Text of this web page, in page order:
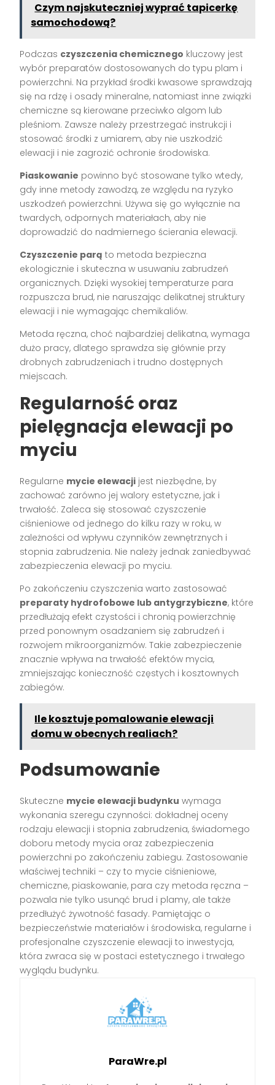
Czym najskuteczniej wyprać tapicerkę
samochodową?
Podczas czyszczenia chemicznego kluczowy jest
wybór preparatów dostosowanych do typu plam i
powierzchni. Na przykład środki kwasowe sprawdzają
się na rdzę i osady mineralne, natomiast inne związki
chemiczne są kierowane przeciwko algom lub
pleśniom. Zawsze należy przestrzegać instrukcji i
stosować środki z umiarem, aby nie uszkodzić
elewacji i nie zagrozić ochronie środowiska.
Piaskowanie powinno być stosowane tylko wtedy,
gdy inne metody zawodzą, ze względu na ryzyko
uszkodzeń powierzchni. Używa się go wyłącznie na
twardych, odpornych materiałach, aby nie
doprowadzić do nadmiernego ścierania elewacji.
Czyszczenie parą to metoda bezpieczna
ekologicznie i skuteczna w usuwaniu zabrudzeń
organicznych. Dzięki wysokiej temperaturze para
rozpuszcza brud, nie naruszając delikatnej struktury
elewacji i nie wymagając chemikaliów.
Metoda ręczna, choć najbardziej delikatna, wymaga
dużo pracy, dlatego sprawdza się głównie przy
drobnych zabrudzeniach i trudno dostępnych
miejscach.
Regularność oraz
pielęgnacja elewacji po
myciu
Regularne mycie elewacji jest niezbędne, by
zachować zarówno jej walory estetyczne, jak i
trwałość. Zaleca się stosować czyszczenie
ciśnieniowe od jednego do kilku razy w roku, w
zależności od wpływu czynników zewnętrznych i
stopnia zabrudzenia. Nie należy jednak zaniedbywać
zabezpieczenia elewacji po myciu.
Po zakończeniu czyszczenia warto zastosować
preparaty hydrofobowe lub antygrzybiczne, które
przedłużają efekt czystości i chronią powierzchnię
przed ponownym osadzaniem się zabrudzeń i
rozwojem mikroorganizmów. Takie zabezpieczenie
znacznie wpływa na trwałość efektów mycia,
zmniejszając konieczność częstych i kosztownych
zabiegów.
Ile kosztuje pomalowanie elewacji
domu w obecnych realiach?
Podsumowanie
Skuteczne mycie elewacji budynku wymaga
wykonania szeregu czynności: dokładnej oceny
rodzaju elewacji i stopnia zabrudzenia, świadomego
doboru metody mycia oraz zabezpieczenia
powierzchni po zakończeniu zabiegu. Zastosowanie
właściwej techniki – czy to mycie ciśnieniowe,
chemiczne, piaskowanie, para czy metoda ręczna –
pozwala nie tylko usunąć brud i plamy, ale także
przedłużyć żywotność fasady. Pamiętając o
bezpieczeństwie materiałów i środowiska, regularne i
profesjonalne czyszczenie elewacji to inwestycja,
która zwraca się w postaci estetycznego i trwałego
wyglądu budynku.
ParaWre.pl